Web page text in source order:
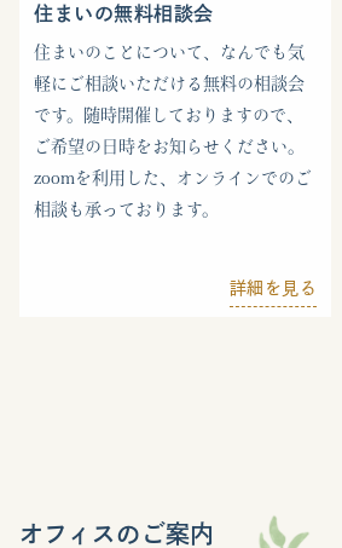
住まいの無料相談会
住まいのことについて、なんでも気
軽にご相談いただける無料の相談会
です。随時開催しておりますので、
ご希望の日時をお知らせください。
zoomを利用した、オンラインでのご
相談も承っております。
詳細を見る
オフィスのご案内